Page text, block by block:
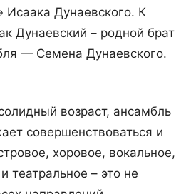
Исаака Дунаевского. К
Дунаевский – родной брат
— Семена Дунаевского.
возраст, ансамбль
совершенствоваться и
хоровое, вокальное,
театральное – это не